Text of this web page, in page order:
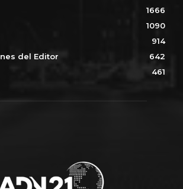
1666
1090
914
del Editor
642
461